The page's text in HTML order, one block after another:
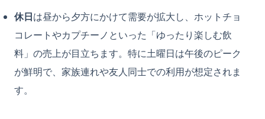
休日は昼から夕方にかけて需要が拡大し、ホットチョ
コレートやカプチーノといった「ゆったり楽しむ飲
料」の売上が目立ちます。特に土曜日は午後のピーク
が鮮明で、家族連れや友人同士での利用が想定されま
す。